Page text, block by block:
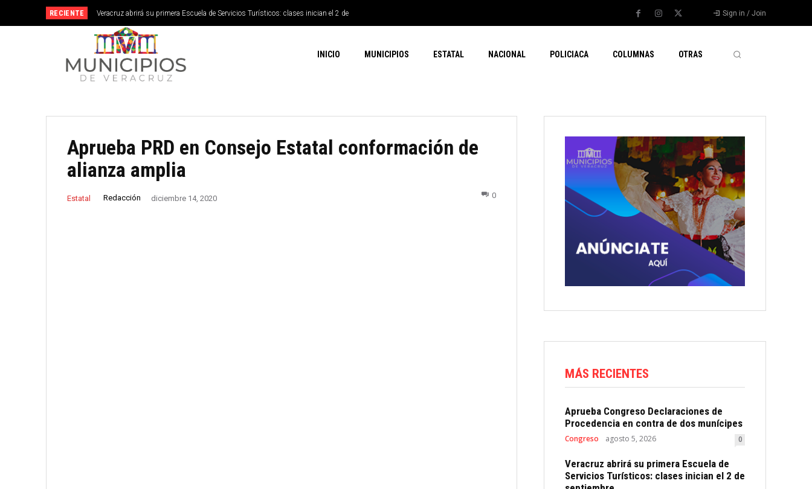
RECIENTE
Veracruz abrirá su primera Escuela de Servicios Turísticos: clases inician el 2 de
septiembre
Sign in / Join
INICIO MUNICIPIOS ESTATAL NACIONAL POLICIACA COLUMNAS OTRAS
Aprueba PRD en Consejo Estatal conformación de
alianza amplia
Estatal Redacción diciembre 14, 2020 0
MÁS RECIENTES
Aprueba Congreso Declaraciones de
Procedencia en contra de dos munícipes
Congreso agosto 5, 2026 0
Veracruz abrirá su primera Escuela de
Servicios Turísticos: clases inician el 2 de